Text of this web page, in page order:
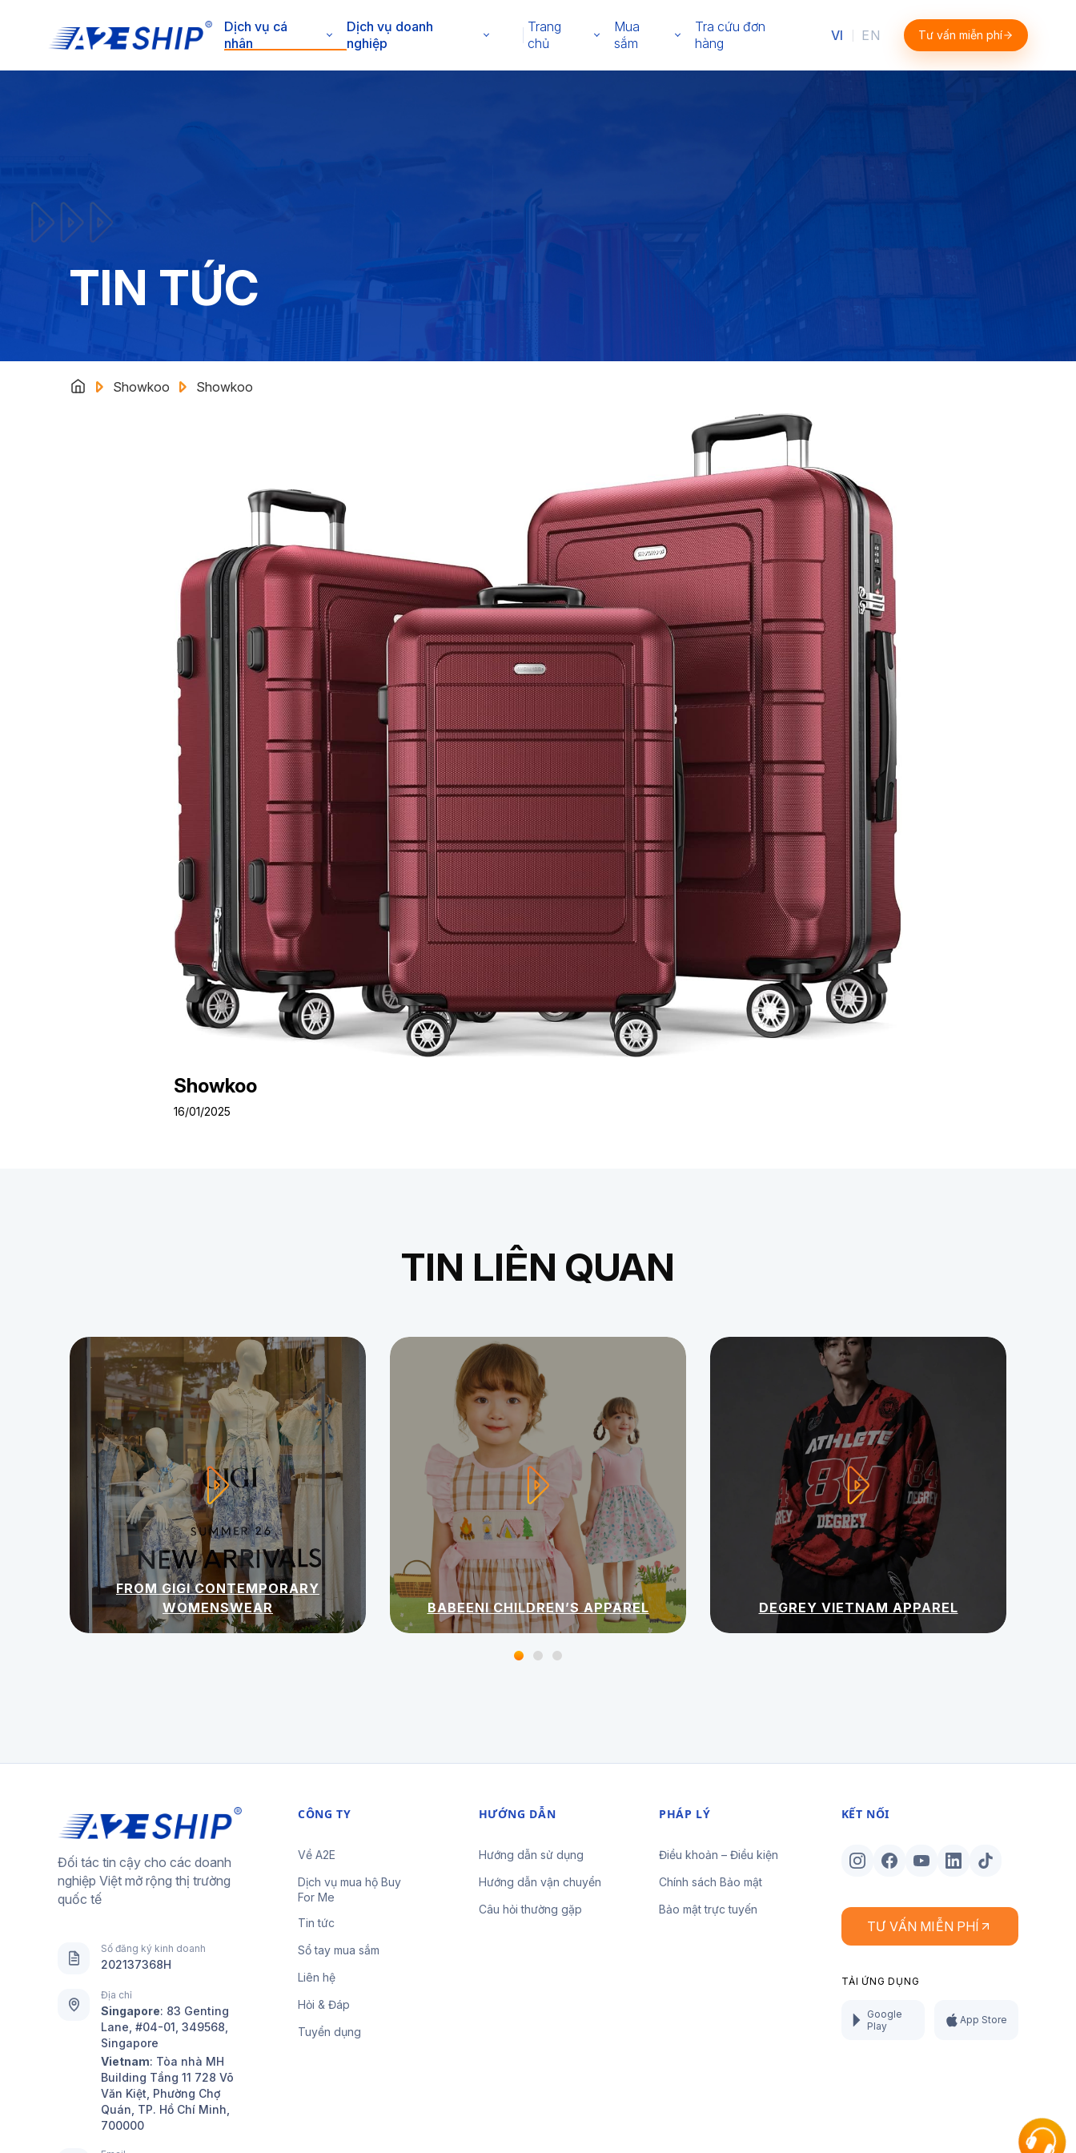
Dịch vụ cá
nhân
Dịch vụ doanh
nghiệp
Trang
chủ
Mua
sắm
Tra cứu đơn
hàng
VI EN Tư vấn miễn phí
TIN TỨC
Showkoo Showkoo
Showkoo
16/01/2025
TIN LIÊN QUAN
FROM GIGI CONTEMPORARY
WOMENSWEAR
BABEENI CHILDREN’S APPAREL DEGREY VIETNAM APPAREL
Đối tác tin cậy cho các doanh
nghiệp Việt mở rộng thị trường
quốc tế
Số đăng ký kinh doanh
202137368H
Địa chỉ
Singapore: 83 Genting
Lane, #04-01, 349568,
Singapore
Vietnam: Tòa nhà MH
Building Tầng 11 728 Võ
Văn Kiệt, Phường Chợ
Quán, TP. Hồ Chí Minh,
700000
CÔNG TY
Về A2E
Dịch vụ mua hộ Buy
For Me
Tin tức
Sổ tay mua sắm
Liên hệ
Hỏi & Đáp
Tuyển dụng
HƯỚNG DẪN
Hướng dẫn sử dụng
Hướng dẫn vận chuyển
Câu hỏi thường gặp
PHÁP LÝ
Điều khoản – Điều kiện
Chính sách Bảo mật
Bảo mật trực tuyến
KẾT NỐI
TƯ VẤN MIỄN PHÍ
TẢI ỨNG DỤNG
Google
Play
App Store